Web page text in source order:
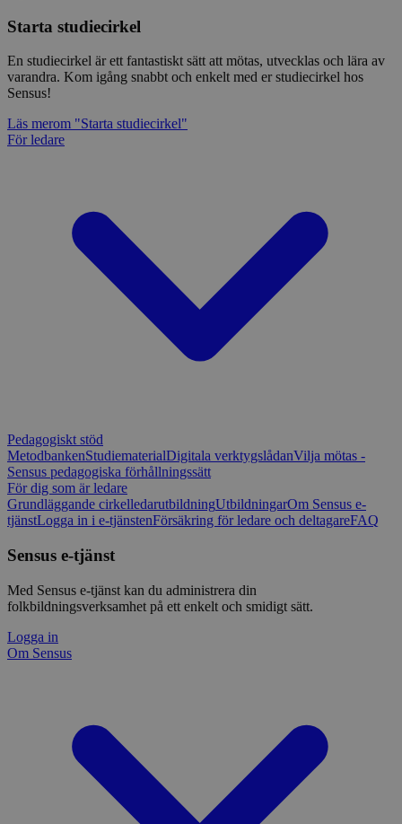
Starta studiecirkel
En studiecirkel är ett fantastiskt sätt att mötas, utvecklas och lära av
varandra. Kom igång snabbt och enkelt med er studiecirkel hos
Sensus!
Läs merom "Starta studiecirkel"
För ledare
Pedagogiskt stöd
MetodbankenStudiematerialDigitala verktygslådanVilja mötas -
Sensus pedagogiska förhållningssätt
För dig som är ledare
Grundläggande cirkelledarutbildningUtbildningarOm Sensus e-
tjänstLogga in i e-tjänstenFörsäkring för ledare och deltagareFAQ
Sensus e-tjänst
Med Sensus e-tjänst kan du administrera din
folkbildningsverksamhet på ett enkelt och smidigt sätt.
Logga in
Om Sensus